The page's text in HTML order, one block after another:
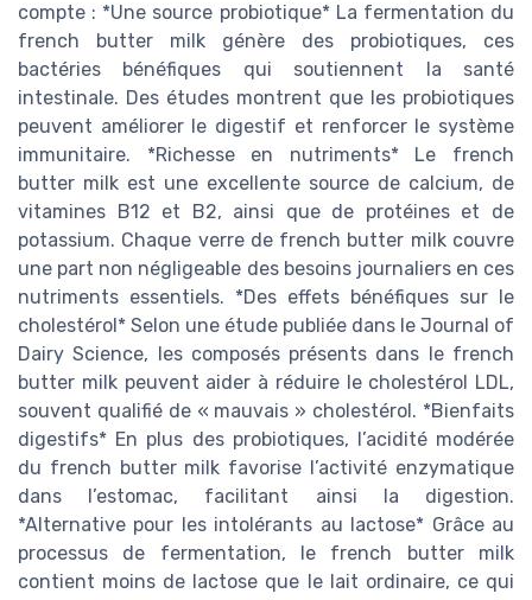
compte : *Une source probiotique* La fermentation du
french butter milk génère des probiotiques, ces
bactéries bénéfiques qui soutiennent la santé
intestinale. Des études montrent que les probiotiques
peuvent améliorer le digestif et renforcer le système
immunitaire. *Richesse en nutriments* Le french
butter milk est une excellente source de calcium, de
vitamines B12 et B2, ainsi que de protéines et de
potassium. Chaque verre de french butter milk couvre
une part non négligeable des besoins journaliers en ces
nutriments essentiels. *Des effets bénéfiques sur le
cholestérol* Selon une étude publiée dans le Journal of
Dairy Science, les composés présents dans le french
butter milk peuvent aider à réduire le cholestérol LDL,
souvent qualifié de « mauvais » cholestérol. *Bienfaits
digestifs* En plus des probiotiques, l’acidité modérée
du french butter milk favorise l’activité enzymatique
dans l’estomac, facilitant ainsi la digestion.
*Alternative pour les intolérants au lactose* Grâce au
processus de fermentation, le french butter milk
contient moins de lactose que le lait ordinaire, ce qui